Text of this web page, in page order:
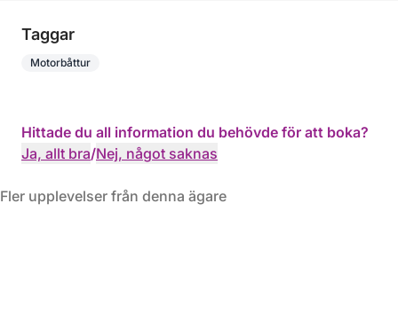
Taggar
Motorbåttur
Hittade du all information du behövde för att boka?
Ja, allt bra/Nej, något saknas
Fler upplevelser från denna ägare